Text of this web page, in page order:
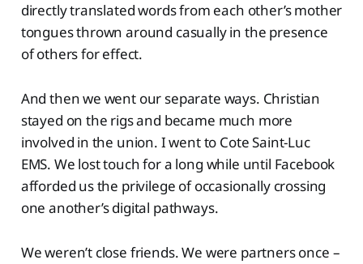
directly translated words from each other’s mother
tongues thrown around casually in the presence
of others for effect.
And then we went our separate ways. Christian
stayed on the rigs and became much more
involved in the union. I went to Cote Saint-Luc
EMS. We lost touch for a long while until Facebook
afforded us the privilege of occasionally crossing
one another’s digital pathways.
We weren’t close friends. We were partners once –